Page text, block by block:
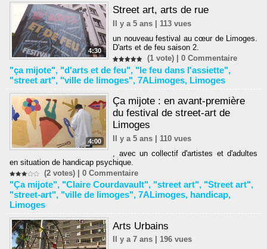
4:30
Street art, arts de rue
Il y a 5 ans | 113 vues
un nouveau festival au cœur de Limoges.
D'arts et de feu saison 2.
(1 vote) |0 Commentaire
"ça mijote", "d'arts et de feu", "le feu dans l'assiette",
"street art", "ville de limoges", 7ALimoges, Limoges
4:00
Ça mijote : en avant-première
du festival de street-art de
Limoges
Il y a 5 ans | 110 vues
, avec un collectif d'artistes et d'adultes
en situation de handicap psychique.
(2 votes) | 0 Commentaire
"Ça mijote", "Claire Courdavault", "street art", "Street art",
"street-art", "ville de limoges", 7ALimoges, handicap,
Limoges
Arts Urbains
Il y a 7 ans | 196 vues